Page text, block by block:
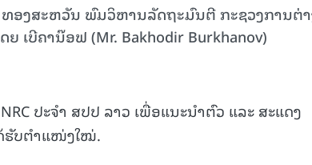
ອງສະຫວັນ ພົມວິຫານລັດຖະມົນຕີ ກະຊວງການຕ່
ເບີຄານ໊ອຟ (Mr. Bakhodir Burkhanov)
ປະຈໍາ ສປປ ລາວ ເພື່ອແນະນໍາຕົວ ແລະ ສະແດງ
ຮັບຕໍາແໜ່ງໃໝ່.